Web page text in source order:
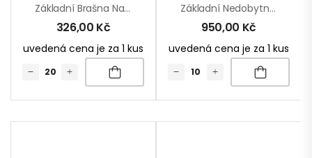
Základní Brašna Na 15” Notebook
326,00 Kč
uvedená cena je za 1 kus
Základní Nedobytný Batoh Impact Z RPET AWARE™
950,00 Kč
uvedená cena je za 1 kus